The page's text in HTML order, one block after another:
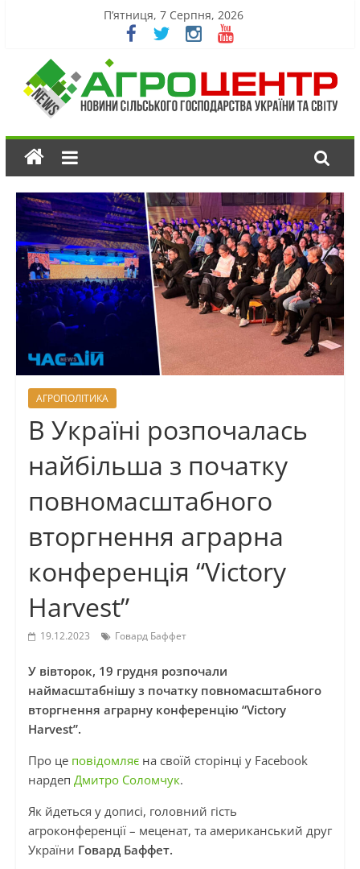
П’ятниця, 7 Серпня, 2026
АГРОПОЛІТИКА
В Україні розпочалась
найбільша з початку
повномасштабного
вторгнення аграрна
конференція “Victory
Harvest”
19.12.2023 Говард Баффет
У вівторок, 19 грудня розпочали
наймасштабнішу з початку повномасштабного
вторгнення аграрну конференцію “Victory
Harvest”.
Про це повідомляєна своїй сторінці у Facebook
нардеп Дмитро Соломчук.
Як йдеться у дописі, головний гість
агроконференції – меценат, та американський друг
України Говард Баффет.